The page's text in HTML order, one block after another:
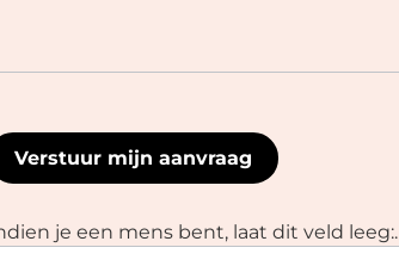
Verstuur mijn aanvraag
je een mens bent, laat dit veld leeg:.